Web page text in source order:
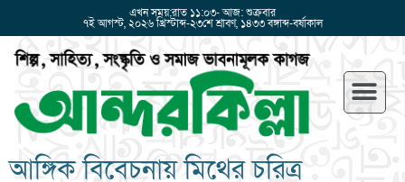
এখন সময়:রাত ১১:০৩- আজ: শুক্রবার
৭ই আগস্ট, ২০২৬ খ্রিস্টাব্দ-২৩শে শ্রাবণ, ১৪৩৩ বঙ্গাব্দ-বর্ষাকাল
আঙ্গিক বিবেচনায় মিথের চরিত্র